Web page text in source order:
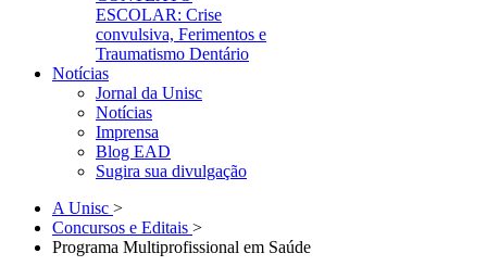
ESCOLAR: Crise
convulsiva, Ferimentos e
Traumatismo Dentário
Notícias
Jornal da Unisc
Notícias
Imprensa
Blog EAD
Sugira sua divulgação
A Unisc >
Concursos e Editais >
Programa Multiprofissional em Saúde